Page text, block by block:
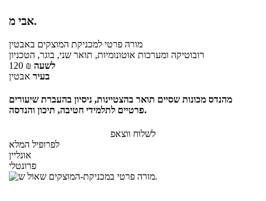
אבי מ.
מורה פרטי למכניקת המוצקים באבטין
רובוטיקה ומערכות אוטונומיות, תואר שני, בוגר, הטכניון
120 ₪ לשעה
בעיר אבטין
מהנדס מכונות שסיים תואר בהצטיינות, ניסיון בהעברת שיעורים
פרטיים לתלמידי חטיבה, תיכון והנדסה.
לשלוח ווצאפ
לפרופיל המלא
אונליין
פרונטלי